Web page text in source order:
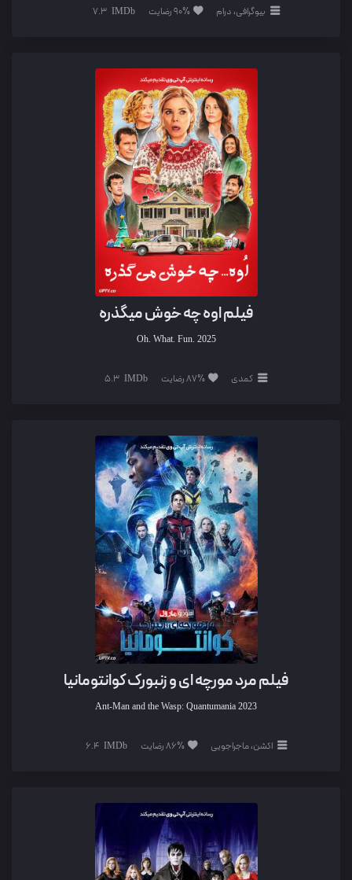
بیوگرافی، درام 90% رضایت 7.3
فیلم اوه چه خوش میگذره
Oh. What. Fun. 2025
کمدی 87% رضایت
فیلم مرد مورچه ای و زنبورک کوانتومانیا
Ant-Man and the Wasp: Quantumania 2023
اکشن، ماجراجویی 86% رضایت 6.4